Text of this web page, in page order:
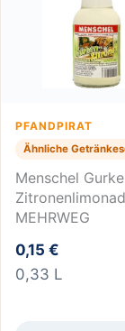
PFANDPIRAT
Ähnliche
Menschel
MEHRWEG
0,15 €
0,33 L